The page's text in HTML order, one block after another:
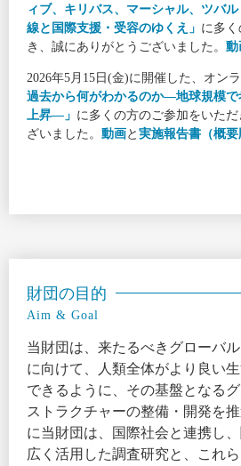
ィブ、キリバス、マーシャル、ツバ
線と国際支援・受容のゆくえ」 に多
き、誠にありがとうございました。 動
2026年5月15日(金)に開催した、オン
過去から何がわかるのか―地球規模で
上昇―」 に多くの方のご参加をいた
ざいました。 動画と 実施報告書（概
財団の目的
Aim & Goal
当財団は、来たるべきグローバ
に向けて、人類全体がより良い
できるように、その基盤となる
ストラクチャーの整備・開発を
に当財団は、国際社会と連携し
広く活用した調査研究と、これ